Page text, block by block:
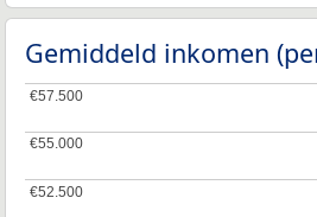
Gemiddeld inkomen
€52.500
€52.500
€55.000
€55.000
€57.500
€57.500